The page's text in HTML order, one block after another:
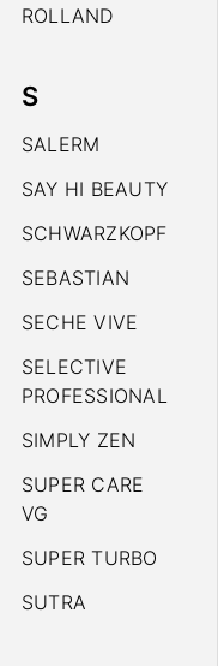
ROLLAND
S
SALERM
SAY HI BEAUTY
SCHWARZKOPF
SEBASTIAN
SECHE VIVE
SELECTIVE
PROFESSIONAL
SIMPLY ZEN
SUPER CARE
VG
SUPER TURBO
SUTRA